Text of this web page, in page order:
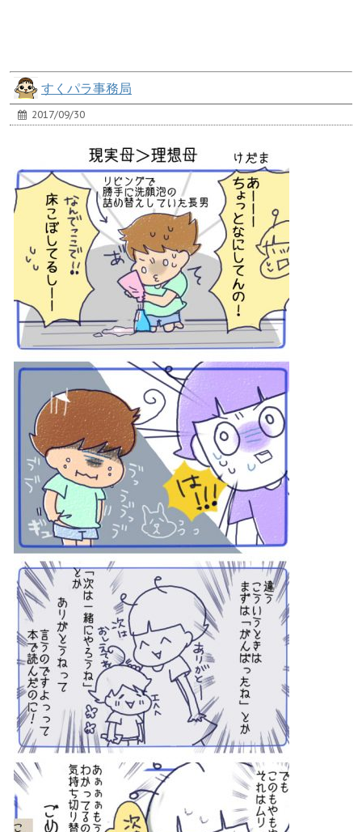
すくパラ事務局
2017/09/30